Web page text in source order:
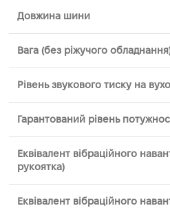
Довжина шини
Вага (без ріжучого
Рівень звукового тиску на
Гарантований рівень
Еквівалент вібраційного
рукоятка)
Еквівалент вібраційного